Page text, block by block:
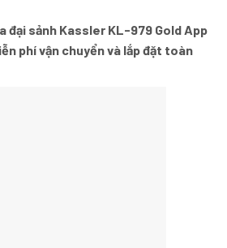
đại sảnh Kassler KL-979 Gold App
phí vận chuyển và lắp đặt toàn